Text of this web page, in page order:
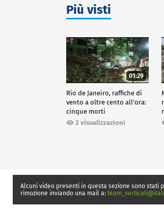
Più visti
01:29
Rio de Janeiro, raffiche di
vento a oltre cento all'ora:
cinque morti
2 visualizzazioni
Alcuni video presenti in questa sezione sono
rimozione inviando una mail a: